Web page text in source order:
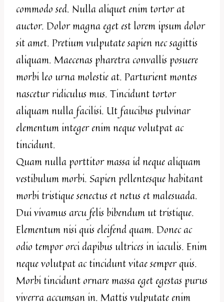
commodo sed. Nulla aliquet enim tortor at
auctor. Dolor magna eget est lorem ipsum dolor
sit amet. Pretium vulputate sapien nec sagittis
aliquam. Maecenas pharetra convallis posuere
morbi leo urna molestie at. Parturient montes
nascetur ridiculus mus. Tincidunt tortor
aliquam nulla facilisi. Ut faucibus pulvinar
elementum integer enim neque volutpat ac
tincidunt.
Quam nulla porttitor massa id neque aliquam
vestibulum morbi. Sapien pellentesque habitant
morbi tristique senectus et netus et malesuada.
Dui vivamus arcu felis bibendum ut tristique.
Elementum nisi quis eleifend quam. Donec ac
odio tempor orci dapibus ultrices in iaculis. Enim
neque volutpat ac tincidunt vitae semper quis.
Morbi tincidunt ornare massa eget egestas purus
viverra accumsan in. Mattis vulputate enim